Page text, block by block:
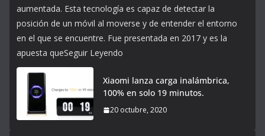
aumentada. Esta tecnología es capaz de detectar la
posición de un móvil al moverse y de entender el entorno
en el que se encuentre. Fue presentada en 2017 y es la
apuesta queSeguir Leyendo
Xiaomi lanza carga inalámbrica,
100% en solo 19 minutos.
20 octubre, 2020